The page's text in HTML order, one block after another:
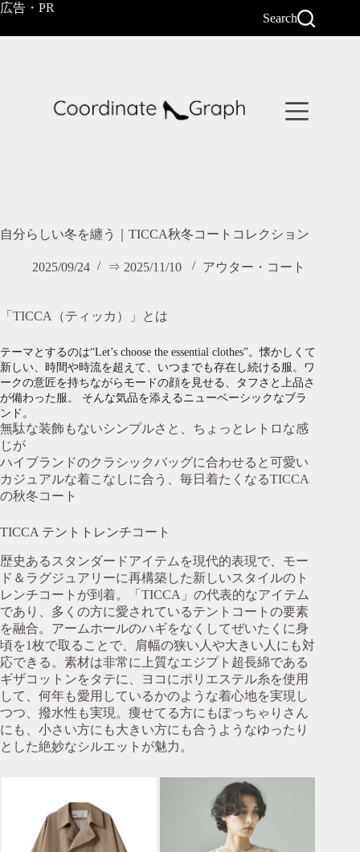
コ
テ
広告・PR
Search
自分らしい冬を纏う｜TICCA秋冬コートコレクション
2025/09/24 ⇒ 2025/11/10 アウター・コート
「TICCA（ティッカ）」とは
テーマとするのは“Let’s choose the essential clothes”。懐かしくて
新しい、時間や時流を超えて、いつまでも存在し続ける服。ワ
ークの意匠を持ちながらモードの顔を見せる、タフさと上品さ
が備わった服。 そんな気品を添えるニューベーシックなブラ
ンド。
無駄な装飾もないシンプルさと、ちょっとレトロな感
じが
ハイブランドのクラシックバッグに合わせると可愛い
カジュアルな着こなしに合う、毎日着たくなるTICCA
の秋冬コート
TICCA テントトレンチコート
歴史あるスタンダードアイテムを現代的表現で、モー
ド＆ラグジュアリーに再構築した新しいスタイルのト
レンチコートが到着。「TICCA」の代表的なアイテム
であり、多くの方に愛されているテントコートの要素
を融合。アームホールのハギをなくしてぜいたくに身
頃を1枚で取ることで、肩幅の狭い人や大きい人にも対
応できる。素材は非常に上質なエジプト超長綿である
ギザコットンをタテに、ヨコにポリエステル糸を使用
して、何年も愛用しているかのような着心地を実現し
つつ、撥水性も実現。痩せてる方にもぽっちゃりさん
にも、小さい方にも大きい方にも合うようなゆったり
とした絶妙なシルエットが魅力。